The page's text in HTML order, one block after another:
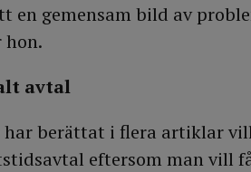
en gemensam bild av
hon.
avtal
har berättat i flera artiklar
eftersom man vill